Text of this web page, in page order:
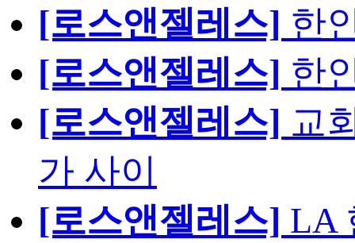
[로스앤젤레스] 한
[로스앤젤레스] 한
[로스앤젤레스] 교
가 사이
[로스앤젤레스] LA